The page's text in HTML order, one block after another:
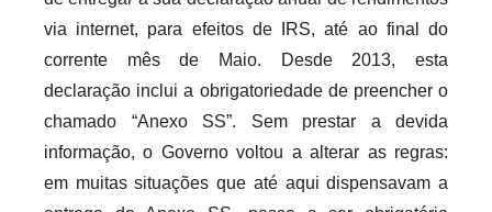
e
c
a
i
o
via internet, para efeitos de IRS, até ao final do
corrente mês de Maio. Desde 2013, esta
declaração inclui a obrigatoriedade de preencher o
chamado “Anexo SS”. Sem prestar a devida
informação, o Governo voltou a alterar as regras:
em muitas situações que até aqui dispensavam a